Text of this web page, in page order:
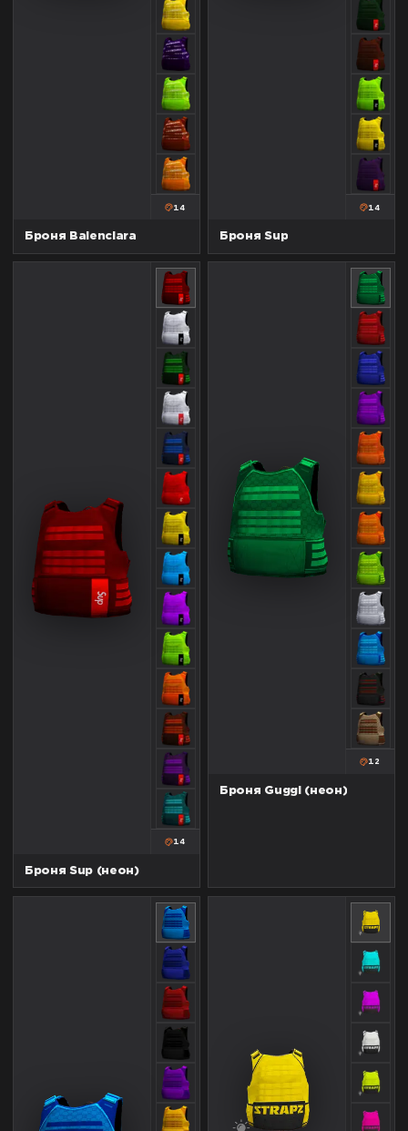
14
Броня Balenciara
14
Броня Sup
14
Броня Sup (неон)
12
Броня Guggi (неон)